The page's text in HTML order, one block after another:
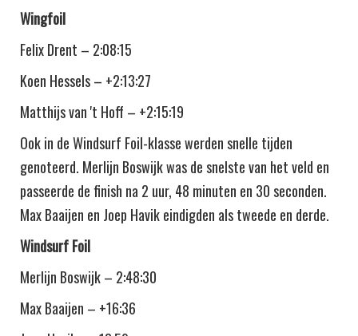
Wingfoil
Felix Drent – 2:08:15
Koen Hessels – +2:13:27
Matthijs van 't Hoff – +2:15:19
Ook in de Windsurf Foil-klasse werden snelle tijden
genoteerd. Merlijn Boswijk was de snelste van het veld en
passeerde de finish na 2 uur, 48 minuten en 30 seconden.
Max Baaijen en Joep Havik eindigden als tweede en derde.
Windsurf Foil
Merlijn Boswijk – 2:48:30
Max Baaijen – +16:36